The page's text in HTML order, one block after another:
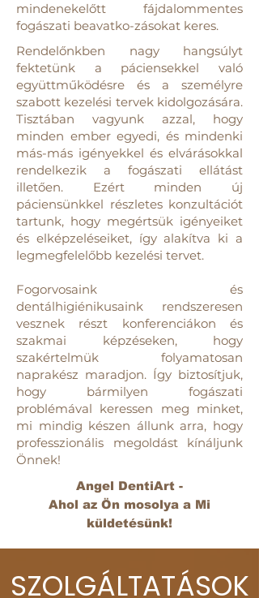
mindenekelőtt fájdalommentes
fogászati beavatko-zásokat keres.
Rendelőnkben nagy hangsúlyt
fektetünk a páciensekkel való
együttműködésre és a személyre
szabott kezelési tervek kidolgozására.
Tisztában vagyunk azzal, hogy
minden ember egyedi, és mindenki
más-más igényekkel és elvárásokkal
rendelkezik a fogászati ellátást
illetően. Ezért minden új
páciensünkkel részletes konzultációt
tartunk, hogy megértsük igényeiket
és elképzeléseiket, így alakítva ki a
legmegfelelőbb kezelési tervet.
Fogorvosaink és
dentálhigiénikusaink rendszeresen
vesznek részt konferenciákon és
szakmai képzéseken, hogy
szakértelmük folyamatosan
naprakész maradjon. Így biztosítjuk,
hogy bármilyen fogászati
problémával keressen meg minket,
mi mindig készen állunk arra, hogy
professzionális megoldást kínáljunk
Önnek!
Angel DentiArt -
Ahol az Ön mosolya a Mi
küldetésünk!
SZOLGÁLTATÁSOK